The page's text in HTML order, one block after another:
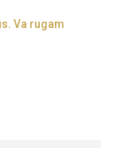
Va rugam